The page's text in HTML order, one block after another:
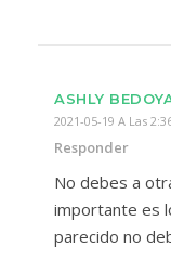
ASHLY
2021-05-19 A Las
Responder
No debes a
importante es
parecido no